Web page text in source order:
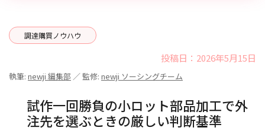
調達購買ノウハウ
投稿日：2026年5月15日
執筆: newji 編集部 ／ 監修: newji ソーシングチーム
試作一回勝負の小ロット部品加工で外
注先を選ぶときの厳しい判断基準